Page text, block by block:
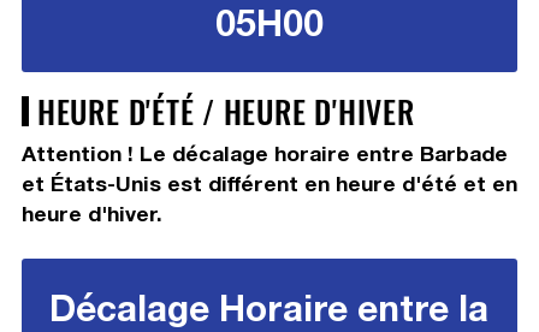
05H00
HEURE D'ÉTÉ / HEURE D'HIVER
Attention ! Le décalage horaire entre Barbade
et États-Unis est différent en heure d'été et en
heure d'hiver.
Décalage Horaire entre la